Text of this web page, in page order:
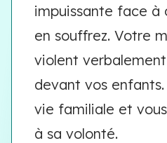
impuissante face à
en souffrez. Votre
violent
devant vos
vie familiale et
à sa volonté.